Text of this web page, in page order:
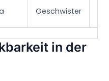
Geschwister
in der